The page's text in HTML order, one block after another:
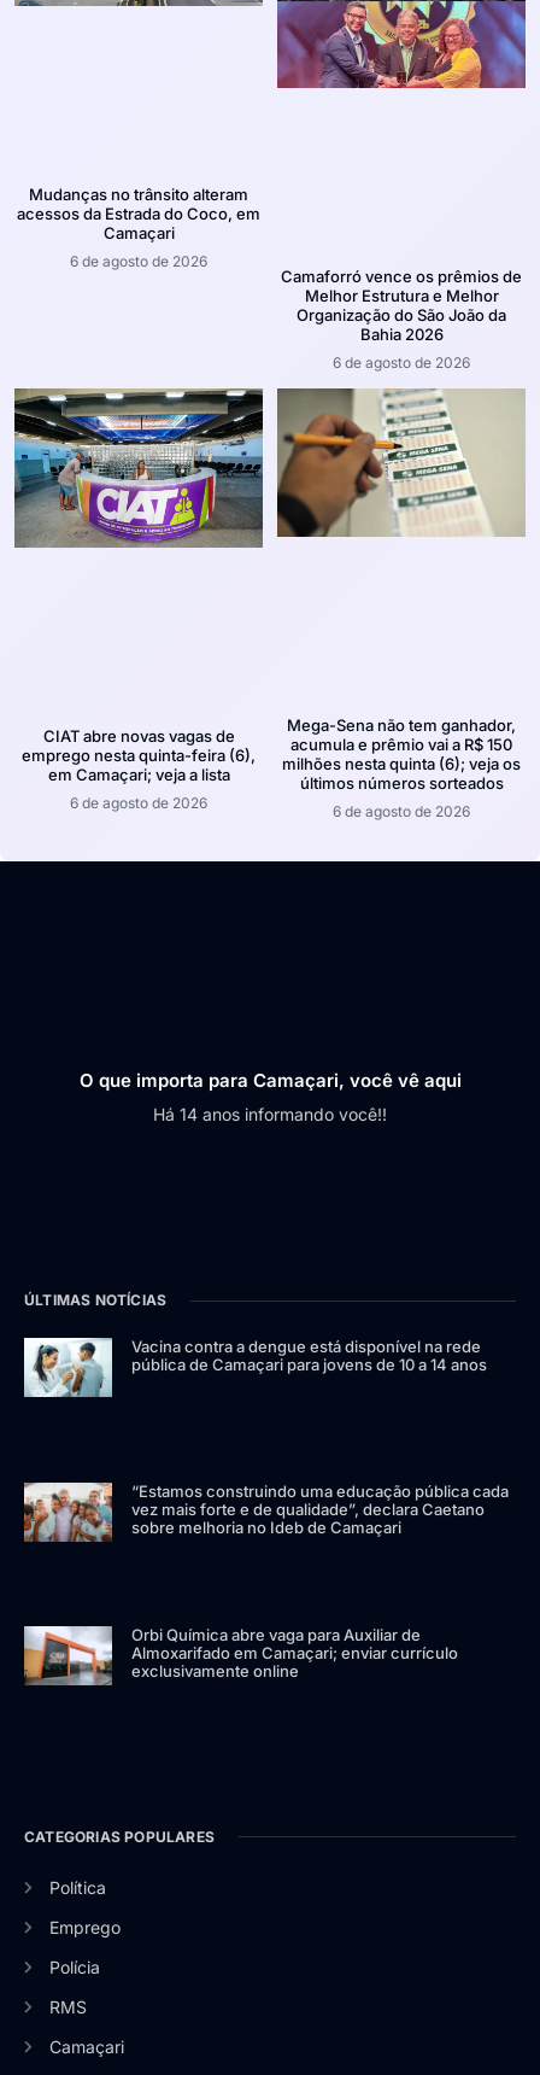
Mudanças no trânsito alteram
acessos da Estrada do Coco, em
Camaçari
6 de agosto de 2026
Camaforró vence os prêmios de
Melhor Estrutura e Melhor
Organização do São João da
Bahia 2026
6 de agosto de 2026
CIAT abre novas vagas de
emprego nesta quinta-feira (6),
em Camaçari; veja a lista
6 de agosto de 2026
Mega-Sena não tem ganhador,
acumula e prêmio vai a R$ 150
milhões nesta quinta (6); veja os
últimos números sorteados
6 de agosto de 2026
O que importa para Camaçari, você vê aqui
Há 14 anos informando você!!
ÚLTIMAS NOTÍCIAS
Vacina contra a dengue está disponível na rede
pública de Camaçari para jovens de 10 a 14 anos
“Estamos construindo uma educação pública cada
vez mais forte e de qualidade”, declara Caetano
sobre melhoria no Ideb de Camaçari
Orbi Química abre vaga para Auxiliar de
Almoxarifado em Camaçari; enviar currículo
exclusivamente online
CATEGORIAS POPULARES
Política
Emprego
Polícia
RMS
Camaçari